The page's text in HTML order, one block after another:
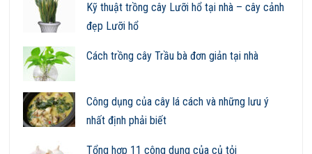
Kỹ thuật trồng cây Lưỡi hổ tại nhà – cây cảnh
đẹp Lưỡi hổ
Cách trồng cây Trầu bà đơn giản tại nhà
Công dụng của cây lá cách và những lưu ý
nhất định phải biết
Tổng hợp 11 công dụng của củ tỏi